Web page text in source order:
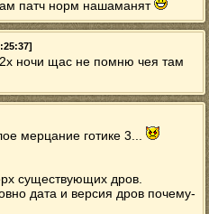
патч норм нашаманят
ночи щас не помню чея там
мерцание готике 3...
существующих дров.
дата и версия дров почему-